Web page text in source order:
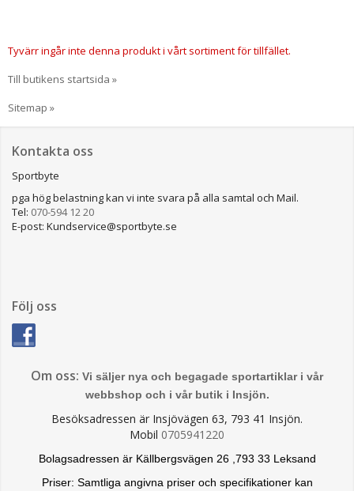
Tyvärr ingår inte denna produkt i vårt sortiment för tillfället.
Till butikens startsida »
Sitemap »
Kontakta oss
Sportbyte
pga hög belastning kan vi inte svara på alla samtal och Mail.
Tel: 070-594 12 20
E-post: Kundservice@sportbyte.se
Följ oss
Om oss: Vi säljer nya och begagade sportartiklar i vår
webbshop och i vår butik i Insjön.
Besöksadressen är Insjövägen 63, 793 41 Insjön.
Mobil 0705941220
Bolagsadressen är Källbergsvägen 26 ,793 33 Leksand
Priser: Samtliga angivna priser och specifikationer kan